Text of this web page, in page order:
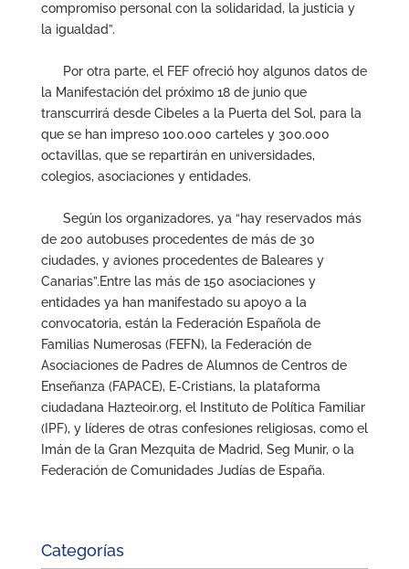
compromiso personal con la solidaridad, la justicia y
la igualdad”.
Por otra parte, el FEF ofreció hoy algunos datos de
la Manifestación del próximo 18 de junio que
transcurrirá desde Cibeles a la Puerta del Sol, para la
que se han impreso 100.000 carteles y 300.000
octavillas, que se repartirán en universidades,
colegios, asociaciones y entidades.
Según los organizadores, ya “hay reservados más
de 200 autobuses procedentes de más de 30
ciudades, y aviones procedentes de Baleares y
Canarias”.Entre las más de 150 asociaciones y
entidades ya han manifestado su apoyo a la
convocatoria, están la Federación Española de
Familias Numerosas (FEFN), la Federación de
Asociaciones de Padres de Alumnos de Centros de
Enseñanza (FAPACE), E-Cristians, la plataforma
ciudadana Hazteoir.org, el Instituto de Política Familiar
(IPF), y líderes de otras confesiones religiosas, como el
Imán de la Gran Mezquita de Madrid, Seg Munir, o la
Federación de Comunidades Judías de España.
Categorías